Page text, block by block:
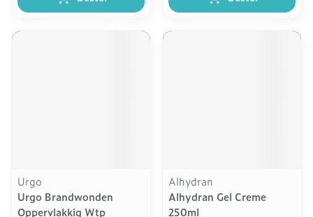
Urgo
Urgo Brandwonden
Oppervlakkig Wtp
Alhydran
Alhydran Gel Creme
250ml